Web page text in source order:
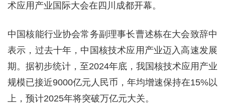
术应用产业国际大会在四川成都开幕。
中国核能行业协会常务副理事长曹述栋在大会致辞中
表示，过去十年，中国核技术应用产业迈入高速发展
期。据初步统计，至2024年底，我国核技术应用产业
规模已接近9000亿元人民币，年均增速保持在15%以
上，预计2025年将突破万亿元大关。